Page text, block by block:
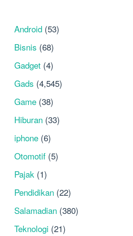
Android (53)
Bisnis (68)
Gadget (4)
Gads (4,545)
Game (38)
Hiburan (33)
iphone (6)
Otomotif (5)
Pajak (1)
Pendidikan (22)
Salamadian (380)
Teknologi (21)